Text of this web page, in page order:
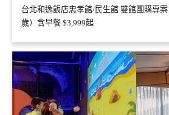
台北和逸飯店忠孝館/民生館 雙館團購專
歲）含早餐 $3,999起